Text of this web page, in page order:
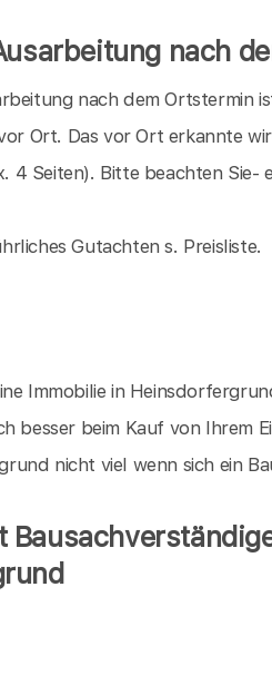
nach
nach dem Ortstermin
Ort. Das vor Ort erkannte
4 Seiten). Bitte beachten
Gutachten s. Preisliste.
Immobilie in
besser beim Kauf von Ihrem
nicht viel wenn sich ein